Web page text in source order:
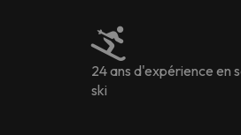
24 ans d'expérience en
ski